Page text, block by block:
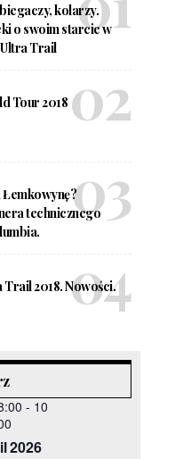
kolarzy.
o swoim starcie w
Trail
Tour 2018
Łemkowynę?
technicznego
2018. Nowości.
- 10
2026